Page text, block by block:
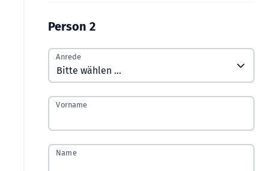
Person 2
Anrede
Vorname
Name